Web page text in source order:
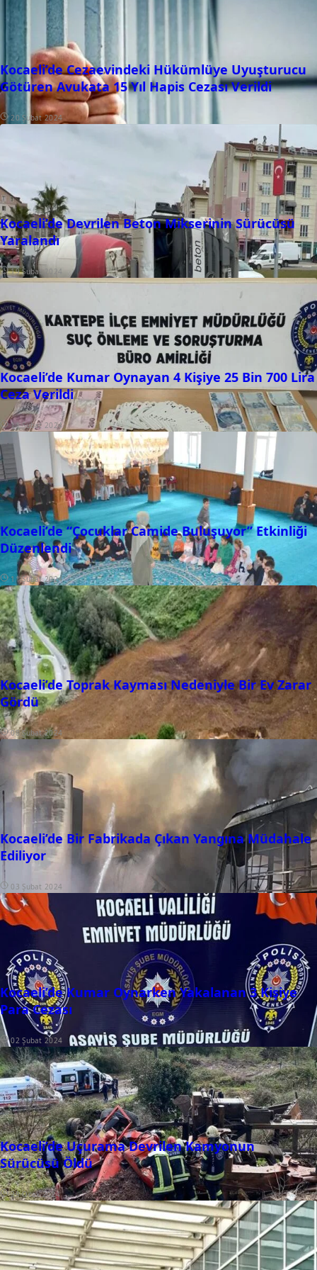
Kocaeli’de Cezaevindeki Hükümlüye Uyuşturucu
Götüren Avukata 15 Yıl Hapis Cezası Verildi
20 Şubat 2024
Kocaeli’de Devrilen Beton Mikserinin Sürücüsü
Yaralandı
19 Şubat 2024
Kocaeli’de Kumar Oynayan 4 Kişiye 25 Bin 700 Lira
Ceza Verildi
11 Şubat 2024
Kocaeli’de “Çocuklar Camide Buluşuyor” Etkinliği
Düzenlendi
11 Şubat 2024
Kocaeli’de Toprak Kayması Nedeniyle Bir Ev Zarar
Gördü
08 Şubat 2024
Kocaeli’de Bir Fabrikada Çıkan Yangına Müdahale
Ediliyor
03 Şubat 2024
Kocaeli’de Kumar Oynarken Yakalanan 3 Kişiye
Para Cezası
02 Şubat 2024
Kocaeli’de Uçurama Devrilen Kamyonun
Sürücüsü Öldü
29 Ocak 2024